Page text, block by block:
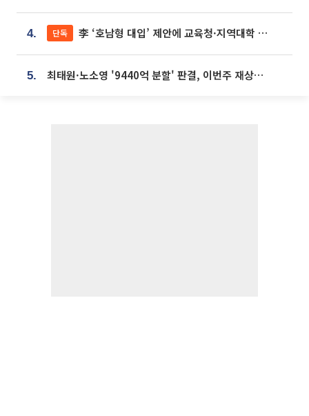
4. 단독 李 ‘호남형 대입’ 제안에 교육청·지역대학 서·논술형 입시 연계 '착수'
5. 최태원·노소영 '9440억 분할' 판결, 이번주 재상고 여부 주목